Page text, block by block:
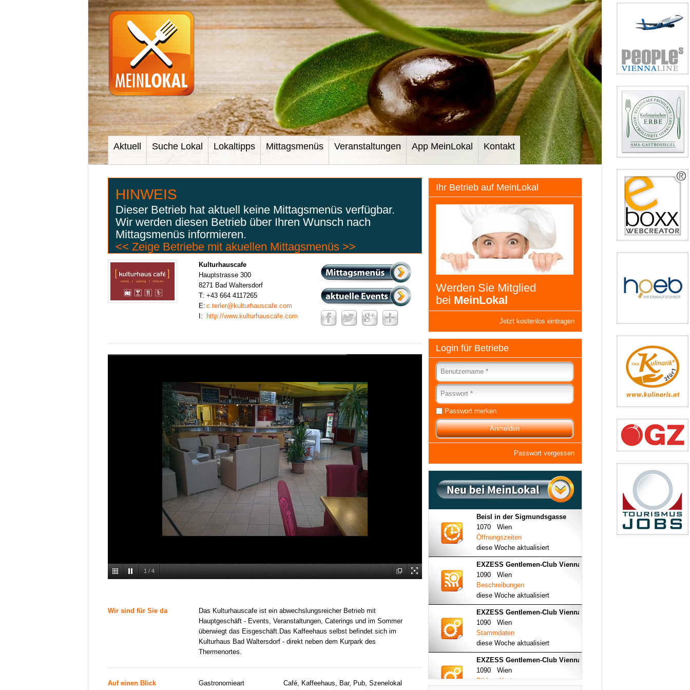
Aktuell Suche Lokal Lokaltipps Mittagsmenüs Veranstaltungen App MeinLokal Kontakt
HINWEIS
Dieser Betrieb hat aktuell keine Mittagsmenüs verfügbar.
Wir werden diesen Betrieb über Ihren Wunsch nach
Mittagsmenüs informieren.
<< Zeige Betriebe mit akuellen Mittagsmenüs >>
Kulturhauscafe
Hauptstrasse 300
8271 Bad Waltersdorf
T: +43 664 4117265
E: c.terler@kulturhauscafe.com
I:
http://www.kulturhauscafe.com
1 / 4
Wir sind für Sie da
Das Kulturhauscafe ist ein abwechslungsreicher Betrieb mit
Hauptgeschäft - Events, Veranstaltungen, Caterings und im Sommer
überwiegt das Eisgeschäft.Das Kaffeehaus selbst befindet sich im
Kulturhaus Bad Waltersdorf - direkt neben dem Kurpark des
Thermenortes.
Auf einen Blick Gastronomieart Café, Kaffeehaus, Bar, Pub, Szenelokal
Ihr Betrieb auf MeinLokal
Werden Sie Mitglied
bei MeinLokal
Jetzt kostenlos eintragen
Login für Betriebe
Passwort merken
Passwort vergessen
Beisl in der Sigmundsgasse
1070 Wien
Öffnungszeiten
diese Woche aktualisiert
EXZESS Gentlemen-Club Vienna
1090 Wien
Beschreibungen
diese Woche aktualisiert
EXZESS Gentlemen-Club Vienna
1090 Wien
Stammdaten
diese Woche aktualisiert
EXZESS Gentlemen-Club Vienna
1090 Wien
Bilder - Karte